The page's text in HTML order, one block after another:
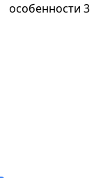
особенности 3